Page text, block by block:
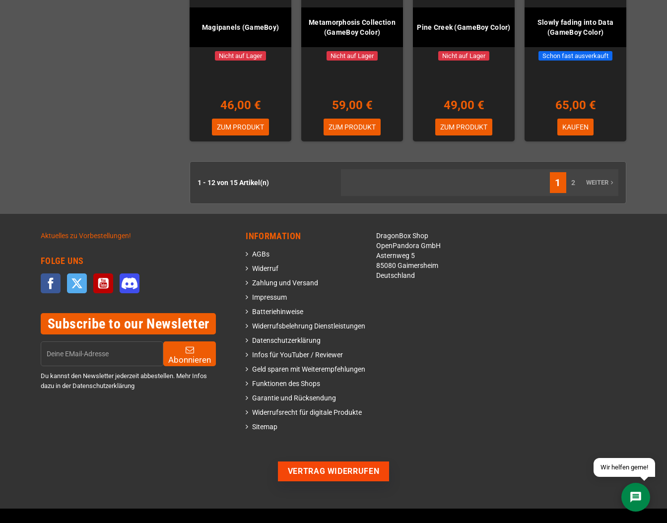
Magipanels (GameBoy)
Nicht auf Lager
46,00 €
ZUM PRODUKT
Metamorphosis Collection
(GameBoy Color)
Nicht auf Lager
59,00 €
ZUM PRODUKT
Pine Creek (GameBoy Color)
Nicht auf Lager
49,00 €
ZUM PRODUKT
Slowly fading into Data
(GameBoy Color)
Schon fast ausverkauft
65,00 €
KAUFEN
1 - 12 von 15 Artikel(n) 1 2 WEITERnavigate_next
Aktuelles zu Vorbestellungen!
FOLGE UNS
Facebook Twitter YouTube
Subscribe to our Newsletter
Abonnieren
Du kannst den Newsletter jederzeit abbestellen. Mehr Infos
dazu in der Datenschutzerklärung
INFORMATION
AGBs
Widerruf
Zahlung und Versand
Impressum
Batteriehinweise
Widerrufsbelehrung Dienstleistungen
Datenschutzerklärung
Infos für YouTuber / Reviewer
Geld sparen mit Weiterempfehlungen
Funktionen des Shops
Garantie und Rücksendung
Widerrufsrecht für digitale Produkte
Sitemap
DragonBox Shop
OpenPandora GmbH
Asternweg 5
85080 Gaimersheim
Deutschland
Wir helfen gerne!
Schick uns eine eMail
VERTRAG WIDERRUFEN